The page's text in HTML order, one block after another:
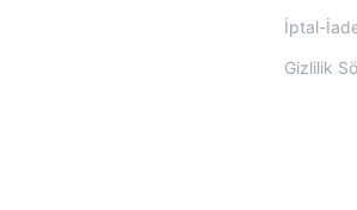
İptal-
Gizlilik